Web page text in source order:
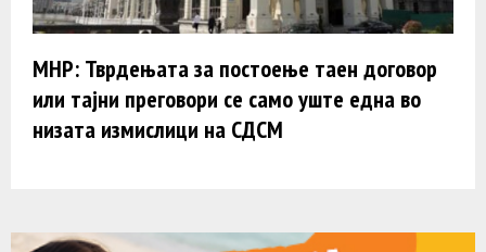
МНР: Тврдењата за постоење таен договор
или тајни преговори се само уште една во
низата измислици на СДСМ